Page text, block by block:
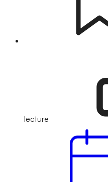
lecture